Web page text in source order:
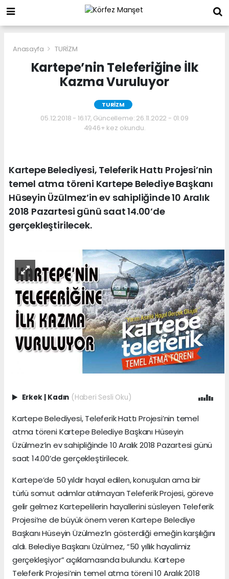
Anasayfa TURİZM
Kartepe’nin Teleferiğine İlk
Kazma Vuruluyor
TURİZM
05.12.2018 - 16:17, Güncelleme: 26.11.2022 - 01:09
4946+ kez okundu.
Kartepe Belediyesi, Teleferik Hattı Projesi’nin
temel atma töreni Kartepe Belediye Başkanı
Hüseyin Üzülmez’in ev sahipliğinde 10 Aralık
2018 Pazartesi günü saat 14.00’de
gerçekleştirilecek.
Erkek | Kadın (Haberi Sesli Oku)
Kartepe Belediyesi, Teleferik Hattı Projesi’nin temel
atma töreni Kartepe Belediye Başkanı Hüseyin
Üzülmez’in ev sahipliğinde 10 Aralık 2018 Pazartesi günü
saat 14.00’de gerçekleştirilecek.
Kartepe’de 50 yıldır hayal edilen, konuşulan ama bir
türlü somut adımlar atılmayan Teleferik Projesi, göreve
gelir gelmez Kartepelilerin hayallerini süsleyen Teleferik
Projesi’ne de büyük önem veren Kartepe Belediye
Başkanı Hüseyin Üzülmez’in gösterdiği emeğin karşılığını
aldı. Belediye Başkanı Üzülmez, “50 yıllık hayalimiz
gerçekleşiyor” açıklamasında bulundu. Kartepe
Teleferik Projesi’nin temel atma töreni 10 Aralık 2018